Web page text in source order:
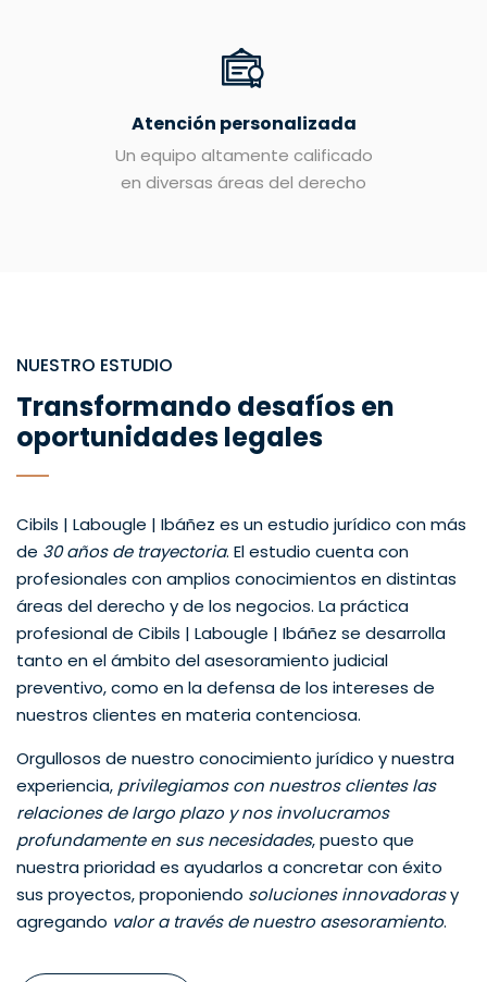
Atención personalizada
Un equipo altamente calificado
en diversas áreas del derecho
NUESTRO ESTUDIO
Transformando desafíos en
oportunidades legales
Cibils | Labougle | Ibáñez es un estudio jurídico con más
de 30 años de trayectoria. El estudio cuenta con
profesionales con amplios conocimientos en distintas
áreas del derecho y de los negocios. La práctica
profesional de Cibils | Labougle | Ibáñez se desarrolla
tanto en el ámbito del asesoramiento judicial
preventivo, como en la defensa de los intereses de
nuestros clientes en materia contenciosa.
Orgullosos de nuestro conocimiento jurídico y nuestra
experiencia, privilegiamos con nuestros clientes las
relaciones de largo plazo y nos involucramos
profundamente en sus necesidades, puesto que
nuestra prioridad es ayudarlos a concretar con éxito
sus proyectos, proponiendo soluciones innovadorasy
agregando valor a través de nuestro asesoramiento.